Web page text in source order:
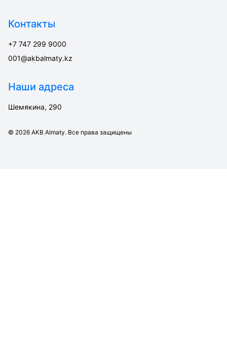
Контакты
+7 747 299 9000
001@akbalmaty.kz
Наши адреса
Шемякина, 290
© 2026 AKB Almaty. Все права защищены